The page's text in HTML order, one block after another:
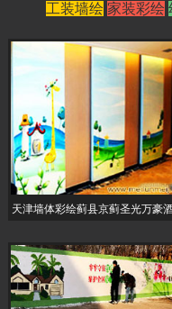
工装墙绘 家装彩绘
天津墙体彩绘蓟县京蓟圣光万豪